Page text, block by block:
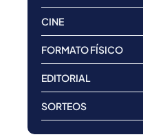
CINE
FORMATO FÍSICO
EDITORIAL
SORTEOS